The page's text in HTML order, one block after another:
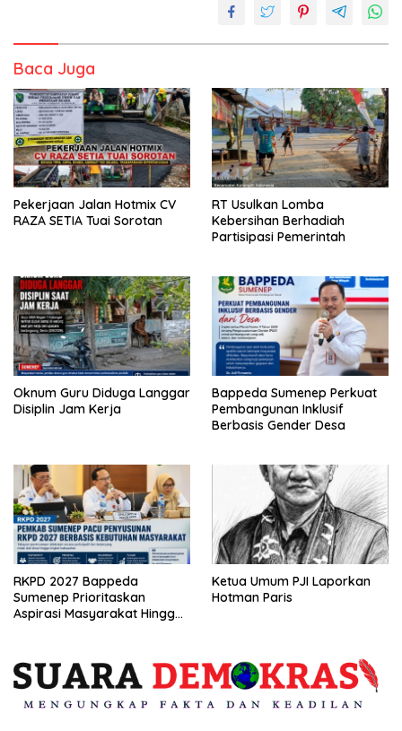
Baca Juga
Pekerjaan Jalan Hotmix CV
RAZA SETIA Tuai Sorotan
RT Usulkan Lomba
Kebersihan Berhadiah
Partisipasi Pemerintah
Oknum Guru Diduga Langgar
Disiplin Jam Kerja
Bappeda Sumenep Perkuat
Pembangunan Inklusif
Berbasis Gender Desa
RKPD 2027 Bappeda
Sumenep Prioritaskan
Aspirasi Masyarakat Hingga
Ketua Umum PJI Laporkan
Hotman Paris